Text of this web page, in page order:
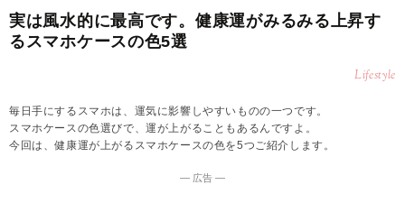
実は風水的に最高です。健康運がみるみる上昇す
るスマホケースの色5選
Lifestyle
毎日手にするスマホは、運気に影響しやすいものの一つです。
スマホケースの色選びで、運が上がることもあるんですよ。
今回は、健康運が上がるスマホケースの色を5つご紹介します。
― 広告 ―